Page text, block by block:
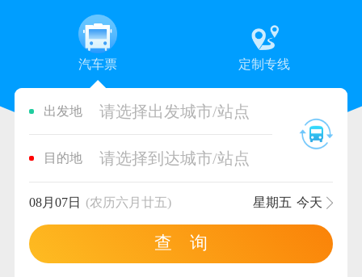
汽车票 定制专线
出发地 请选择出发城市/站点
目的地 请选择到达城市/站点
08月07日 (农历六月廿五) 星期五 今天
查 询